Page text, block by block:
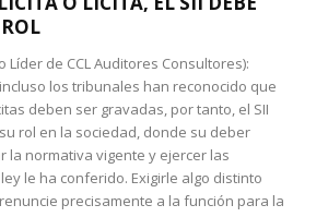
Líder de CCL Auditores Consultores):
los tribunales han reconocido que
deben ser gravadas, por tanto, el SII
rol en la sociedad, donde su deber
la normativa vigente y ejercer las
le ha conferido. Exigirle algo distinto
precisamente a la función para la